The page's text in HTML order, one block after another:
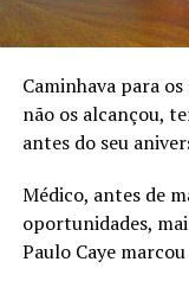
TÓPICOS
A SEGUIR
Ricardo e Laércio
Caminhava para
não os alcançou,
antes do seu
Médico, antes de
oportunidades,
Paulo Caye